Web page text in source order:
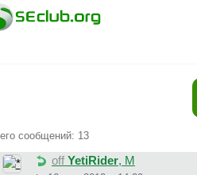
сообщений: 13
off YetiRider, М